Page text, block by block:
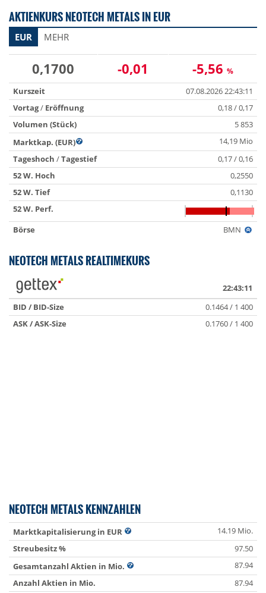
AKTIENKURS NEOTECH METALS IN EUR
EUR MEHR
0,1700 -0,01 -5,56 %
Kurszeit
07.08.2026 22:43:11
Vortag/ Eröffnung
0,18 / 0,17
Volumen (Stück)
5 853
Marktkap. (EUR)
14,19 Mio
Tageshoch /Tagestief
0,17 / 0,16
52 W. Hoch
0,2550
52 W. Tief
0,1130
52 W. Perf.
Börse
BMN
NEOTECH METALS REALTIMEKURS
22:43:11
BID / BID-Size
0.1464 / 1 400
ASK / ASK-Size
0.1760 / 1 400
NEOTECH METALS KENNZAHLEN
Marktkapitalisierung in EUR
14.19 Mio.
Streubesitz %
97.50
Gesamtanzahl Aktien in Mio.
87.94
Anzahl Aktien in Mio.
87.94